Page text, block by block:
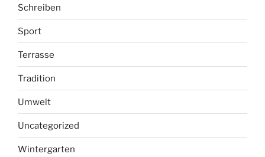
Schreiben
Sport
Terrasse
Tradition
Umwelt
Uncategorized
Wintergarten